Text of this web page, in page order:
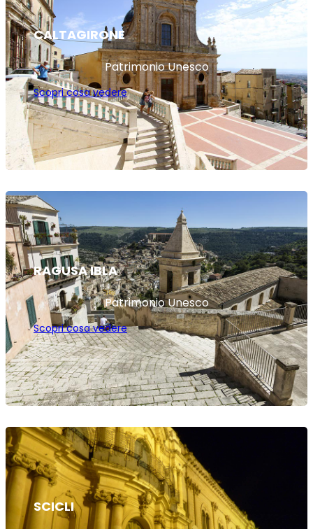
CALTAGIRONE
Patrimonio Unesco
Scopri cosa vedere
RAGUSA IBLA
Patrimonio Unesco
Scopri cosa vedere
SCICLI